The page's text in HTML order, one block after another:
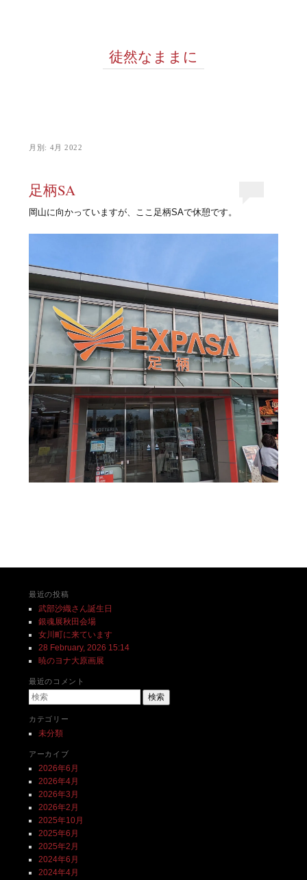
徒然なままに
月別: 4月 2022
足柄SA
岡山に向かっていますが、ここ足柄SAで休憩です。
最近の投稿
武部沙織さん誕生日
銀魂展秋田会場
女川町に来ています
28 February, 2026 15:14
暁のヨナ大原画展
最近のコメント
検索
カテゴリー
未分類
アーカイブ
2026年6月
2026年4月
2026年3月
2026年2月
2025年10月
2025年6月
2025年2月
2024年6月
2024年4月